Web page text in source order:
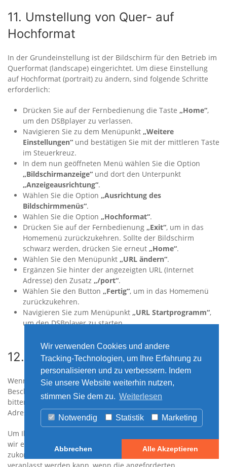
Wir verwenden Cookies und andere
Tracking-Technologien, um Ihre Erfahrung zu
personalisieren und zu verbessern. Indem
Sie unsere Website weiterhin nutzen,
stimmen Sie dem zu. Weiterlesen
Notwendig Statistik Marketing
Abbrechen Alle Akzeptieren
11. Umstellung von Quer- auf
Hochformat
In der Grundeinstellung ist der Bildschirm für den Betrieb im
Querformat (landscape) eingerichtet. Um diese Einstellung
auf Hochformat (portrait) zu ändern, sind folgende Schritte
erforderlich:
Drücken Sie auf der Fernbedienung die Taste „Home“,
um den DSBplayer zu verlassen.
Navigieren Sie zu dem Menüpunkt „Weitere
Einstellungen“ und bestätigen Sie mit der mittleren Taste
im Steuerkreuz.
In dem nun geöffneten Menü wählen Sie die Option
„Bildschirmanzeige“ und dort den Unterpunkt
„Anzeigeausrichtung“.
Wählen Sie die Option „Ausrichtung des
Bildschirmmenüs“.
Wählen Sie die Option „Hochformat“.
Drücken Sie auf der Fernbedienung „Exit“, um in das
Homemenü zurückzukehren. Sollte der Bildschirm
schwarz werden, drücken Sie erneut „Home“.
Wählen Sie den Menüpunkt „URL ändern“.
Ergänzen Sie hinter der angezeigten URL (Internet
Adresse) den Zusatz „/port“.
Wählen Sie den Button „Fertig“, um in das Homemenü
zurückzukehren.
Navigieren Sie zum Menüpunkt „URL Startprogramm“,
um den DSBplayer zu starten.
12. Verhalten im Schadensfall
Wenn Ihr Blackboard4Untis (BB4U) aufgrund einer
Beschädigung oder Fehlfunktion repariert werden muss,
bitten wir Sie, eine E-Mail an heinekingmedia zu folgender
Adresse zu senden: support@heinekingmedia.de.
Um Ihre Schadensmeldung bearbeiten zu können, benötigen
wir einige Informationen, die Sie uns bitte vollständig
zukommen lassen. Bitte beachten Sie, dass die Reparatur nur